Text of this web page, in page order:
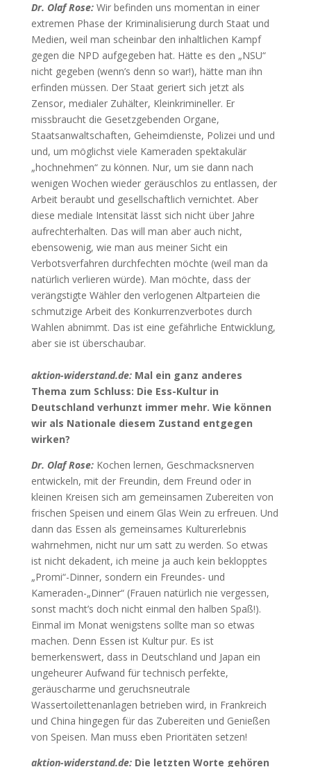
Dr. Olaf Rose: Wir befinden uns momentan in einer
extremen Phase der Kriminalisierung durch Staat und
Medien, weil man scheinbar den inhaltlichen Kampf
gegen die NPD aufgegeben hat. Hätte es den „NSU“
nicht gegeben (wenn’s denn so war!), hätte man ihn
erfinden müssen. Der Staat geriert sich jetzt als
Zensor, medialer Zuhälter, Kleinkrimineller. Er
missbraucht die Gesetzgebenden Organe,
Staatsanwaltschaften, Geheimdienste, Polizei und und
und, um möglichst viele Kameraden spektakulär
„hochnehmen“ zu können. Nur, um sie dann nach
wenigen Wochen wieder geräuschlos zu entlassen, der
Arbeit beraubt und gesellschaftlich vernichtet. Aber
diese mediale Intensität lässt sich nicht über Jahre
aufrechterhalten. Das will man aber auch nicht,
ebensowenig, wie man aus meiner Sicht ein
Verbotsverfahren durchfechten möchte (weil man da
natürlich verlieren würde). Man möchte, dass der
verängstigte Wähler den verlogenen Altparteien die
schmutzige Arbeit des Konkurrenzverbotes durch
Wahlen abnimmt. Das ist eine gefährliche Entwicklung,
aber sie ist überschaubar.
aktion-widerstand.de:Mal ein ganz anderes
Thema zum Schluss: Die Ess-Kultur in
Deutschland verhunzt immer mehr. Wie können
wir als Nationale diesem Zustand entgegen
wirken?
Dr. Olaf Rose: Kochen lernen, Geschmacksnerven
entwickeln, mit der Freundin, dem Freund oder in
kleinen Kreisen sich am gemeinsamen Zubereiten von
frischen Speisen und einem Glas Wein zu erfreuen. Und
dann das Essen als gemeinsames Kulturerlebnis
wahrnehmen, nicht nur um satt zu werden. So etwas
ist nicht dekadent, ich meine ja auch kein beklopptes
„Promi“-Dinner, sondern ein Freundes- und
Kameraden-„Dinner“ (Frauen natürlich nie vergessen,
sonst macht’s doch nicht einmal den halben Spaß!).
Einmal im Monat wenigstens sollte man so etwas
machen. Denn Essen ist Kultur pur. Es ist
bemerkenswert, dass in Deutschland und Japan ein
ungeheurer Aufwand für technisch perfekte,
geräuscharme und geruchsneutrale
Wassertoilettenanlagen betrieben wird, in Frankreich
und China hingegen für das Zubereiten und Genießen
von Speisen. Man muss eben Prioritäten setzen!
aktion-widerstand.de:Die letzten Worte gehören